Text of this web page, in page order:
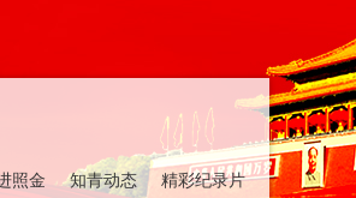
照金 知青动态 精彩纪录片